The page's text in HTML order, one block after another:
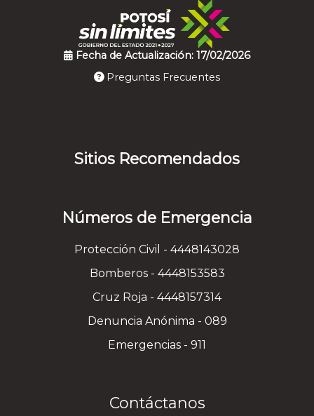
Fecha de Actualización: 17/02/2026
Preguntas Frecuentes
Sitios Recomendados
Números de Emergencia
Protección Civil - 4448143028
Bomberos - 4448153583
Cruz Roja - 4448157314
Denuncia Anónima - 089
Emergencias - 911
Contáctanos